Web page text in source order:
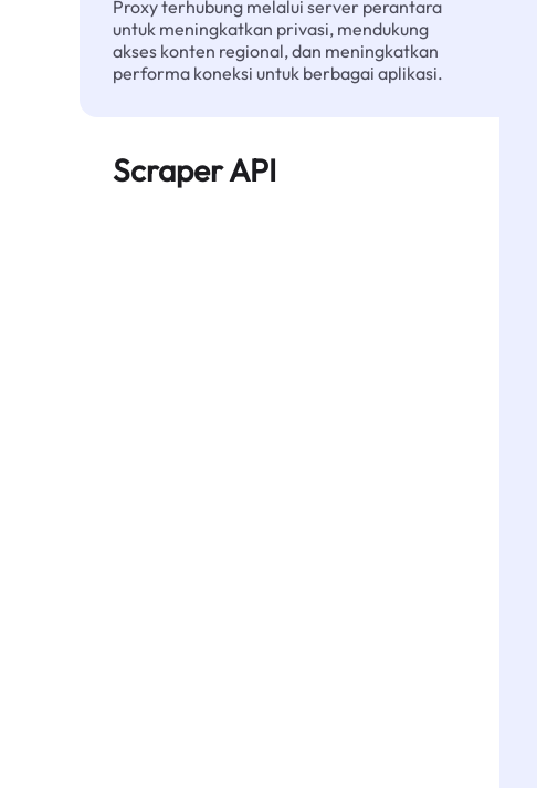
Proxy terhubung melalui server perantara
untuk meningkatkan privasi, mendukung
akses konten regional, dan meningkatkan
performa koneksi untuk berbagai aplikasi.
Scraper API